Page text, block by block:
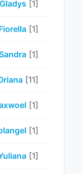
[1]
[1]
[1]
[11]
[1]
[1]
[1]